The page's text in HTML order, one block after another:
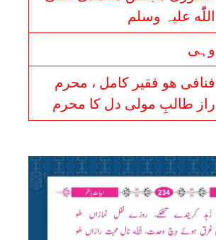
اللّٰه علیہ وسلم
وہی
فنافی ھو فقیر کامل ، محرم
راز طالبِ مولی دل کا محرم